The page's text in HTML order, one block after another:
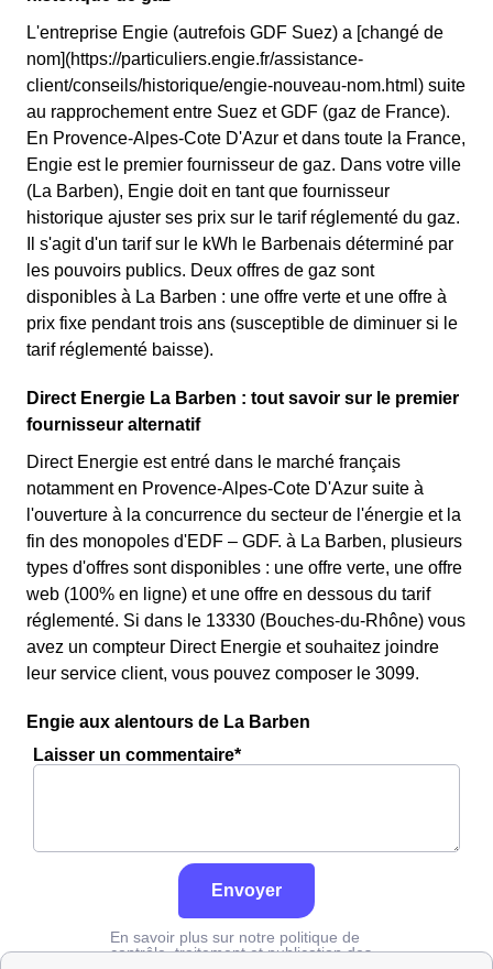
L'entreprise Engie (autrefois GDF Suez) a [changé de
nom](https://particuliers.engie.fr/assistance-
client/conseils/historique/engie-nouveau-nom.html) suite
au rapprochement entre Suez et GDF (gaz de France).
En Provence-Alpes-Cote D'Azur et dans toute la France,
Engie est le premier fournisseur de gaz. Dans votre ville
(La Barben), Engie doit en tant que fournisseur
historique ajuster ses prix sur le tarif réglementé du gaz.
Il s'agit d'un tarif sur le kWh le Barbenais déterminé par
les pouvoirs publics. Deux offres de gaz sont
disponibles à La Barben : une offre verte et une offre à
prix fixe pendant trois ans (susceptible de diminuer si le
tarif réglementé baisse).
Direct Energie La Barben : tout savoir sur le premier
fournisseur alternatif
Direct Energie est entré dans le marché français
notamment en Provence-Alpes-Cote D'Azur suite à
l'ouverture à la concurrence du secteur de l'énergie et la
fin des monopoles d'EDF – GDF. à La Barben, plusieurs
types d'offres sont disponibles : une offre verte, une offre
web (100% en ligne) et une offre en dessous du tarif
réglementé. Si dans le 13330 (Bouches-du-Rhône) vous
avez un compteur Direct Energie et souhaitez joindre
leur service client, vous pouvez composer le 3099.
Engie aux alentours de La Barben
Laisser un commentaire*
Envoyer
En savoir plus sur notre politique de
contrôle, traitement et publication des